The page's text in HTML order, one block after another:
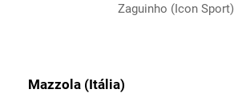
Zaguinho (Icon Sport)
Mazzola (Itália)